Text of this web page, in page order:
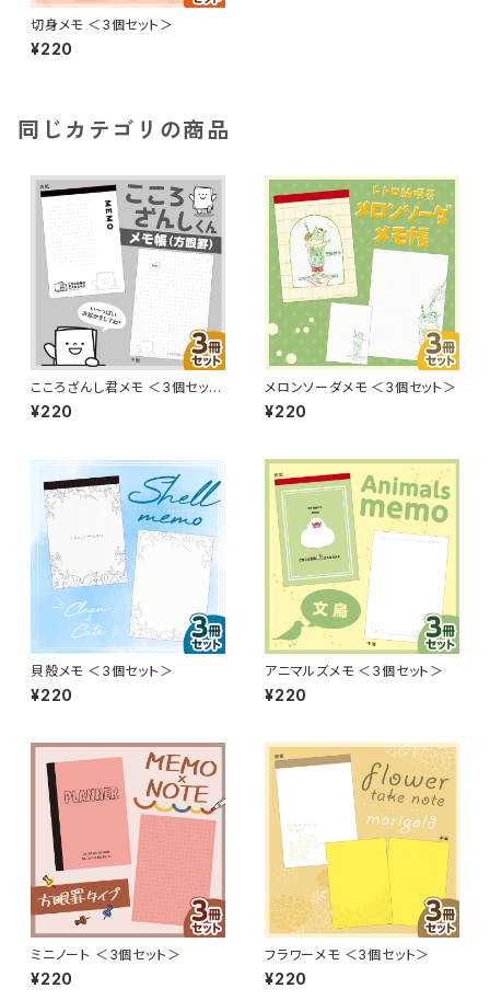
切身メモ ＜3個セット＞
¥220
同じカテゴリの商品
こころざんし君メモ ＜3個セット
＞
¥220
メロンソーダメモ ＜3個セット＞
¥220
貝殻メモ ＜3個セット＞
¥220
アニマルズメモ ＜3個セット＞
¥220
ミニノート ＜3個セット＞
¥220
フラワーメモ ＜3個セット＞
¥220